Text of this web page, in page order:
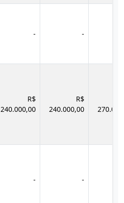
- -
R$
240.000,00
R$
240.000,00
- -